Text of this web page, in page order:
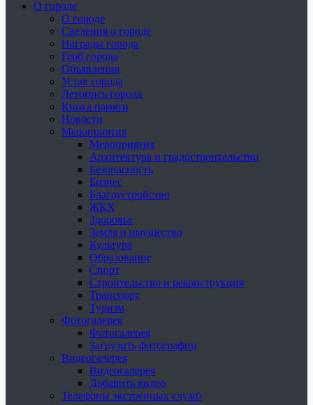
О городе
О городе
Сведения о городе
Награды города
Герб города
Объявления
Устав города
Летопись города
Книга памяти
Новости
Мероприятия
Мероприятия
Архитектура и градостроительство
Безопасность
Бизнес
Благоустройство
ЖКХ
Здоровье
Земля и имущество
Культура
Образование
Спорт
Строительство и реконструкция
Транспорт
Туризм
Фотогалерея
Фотогалерея
Загрузить фотографии
Видеогалерея
Видеогалерея
Добавить видео
Телефоны экстренных служб